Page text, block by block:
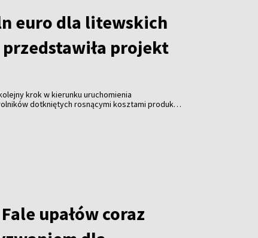
euro dla litewskich
projekt
krok w kierunku uruchomienia
dotkniętych rosnącymi kosztami produkcji.
środki z własnych budżetów.
upałów coraz